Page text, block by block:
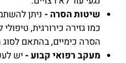
שיטות הסרה - ניתן
כמו גזירה כירורגית,
הסרה כימיים, בהתאם לסוג
מעקב רפואי קבוע - יש